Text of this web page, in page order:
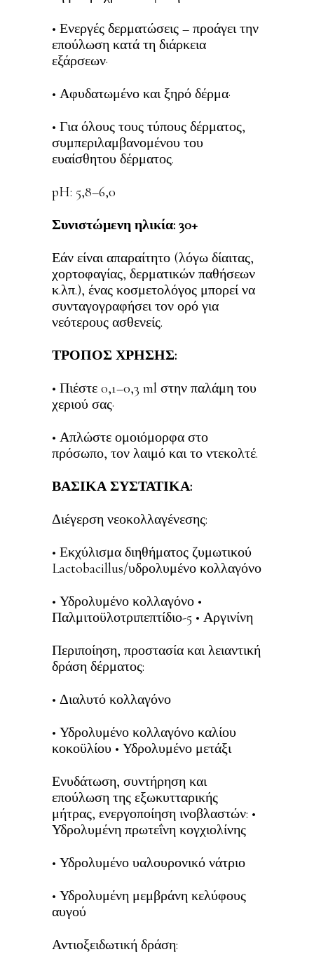
• Ενεργές δερματώσεις – προάγει την
επούλωση κατά τη διάρκεια
εξάρσεων·
• Αφυδατωμένο και ξηρό δέρμα·
• Για όλους τους τύπους δέρματος,
συμπεριλαμβανομένου του
ευαίσθητου δέρματος.
pH: 5,8–6,0
Συνιστώμενη ηλικία: 30+
Εάν είναι απαραίτητο (λόγω δίαιτας,
χορτοφαγίας, δερματικών παθήσεων
κ.λπ.), ένας κοσμετολόγος μπορεί να
συνταγογραφήσει τον ορό για
νεότερους ασθενείς.
ΤΡΟΠΟΣ ΧΡΗΣΗΣ:
• Πιέστε 0,1–0,3 ml στην παλάμη του
χεριού σας·
• Απλώστε ομοιόμορφα στο
πρόσωπο, τον λαιμό και το ντεκολτέ.
ΒΑΣΙΚΑ ΣΥΣΤΑΤΙΚΑ:
Διέγερση νεοκολλαγένεσης:
• Εκχύλισμα διηθήματος ζυμωτικού
Lactobacillus/υδρολυμένο κολλαγόνο
• Υδρολυμένο κολλαγόνο •
Παλμιτοϋλοτριπεπτίδιο-5 • Αργινίνη
Περιποίηση, προστασία και λειαντική
δράση δέρματος:
• Διαλυτό κολλαγόνο
• Υδρολυμένο κολλαγόνο καλίου
κοκοϋλίου • Υδρολυμένο μετάξι
Ενυδάτωση, συντήρηση και
επούλωση της εξωκυτταρικής
μήτρας, ενεργοποίηση ινοβλαστών: •
Υδρολυμένη πρωτεΐνη κογχιολίνης
• Υδρολυμένο υαλουρονικό νάτριο
• Υδρολυμένη μεμβράνη κελύφους
αυγού
Αντιοξειδωτική δράση: